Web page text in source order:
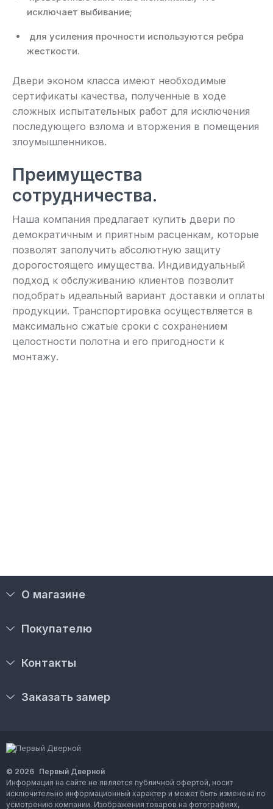
исключает выбивание;
для усиления прочности используются ребра
жесткости.
Двери эконом класса имеют необходимые
сертификаты качества, полученные в ходе
сложных испытательных работ для исключения
последующего взлома и вторжения в помещения
злоумышленников.
Преимущества
сотрудничества.
Наша компания предлагает купить двери по
демократичным и приятным расценкам, которые
позволят заполучить абсолютную защиту
дорогостоящего имущества. Индивидуальный
подход к обслуживанию клиентов позволит
подобрать идеальный вариант доставки и оплаты
продукции. Транспортировка осуществляется в
максимально сжатые сроки с сохранением
целостности полотна и его пригодности к
монтажу.
О магазине
Покупателю
Контакты
Заказать замер
© 2026 Первый Дверной
Информация на сайте не является публичной офертой, носит
исключительно информационный характер и может быть изменена по
усмотрению компании. Изображения товаров на фотографиях,